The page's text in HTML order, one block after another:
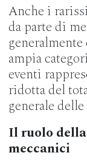
Anche i
da parte di
ampia
eventi
ridotta del
generale
Il ruolo
meccanici